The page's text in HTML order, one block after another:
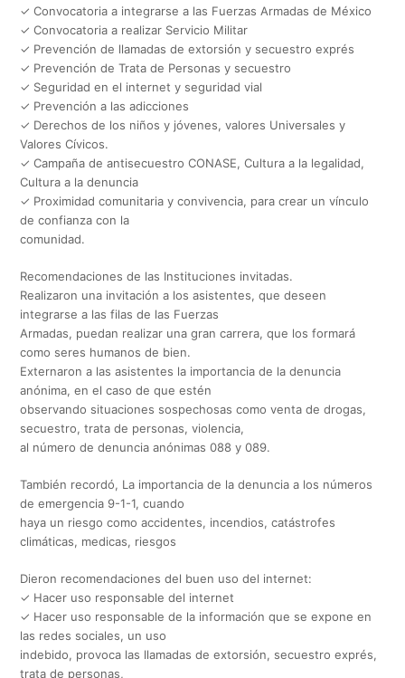
✓ Convocatoria a integrarse a las Fuerzas Armadas de México
✓ Convocatoria a realizar Servicio Militar
✓ Prevención de llamadas de extorsión y secuestro exprés
✓ Prevención de Trata de Personas y secuestro
✓ Seguridad en el internet y seguridad vial
✓ Prevención a las adicciones
✓ Derechos de los niños y jóvenes, valores Universales y
Valores Cívicos.
✓ Campaña de antisecuestro CONASE, Cultura a la legalidad,
Cultura a la denuncia
✓ Proximidad comunitaria y convivencia, para crear un vínculo
de confianza con la
comunidad.
Recomendaciones de las Instituciones invitadas.
Realizaron una invitación a los asistentes, que deseen
integrarse a las filas de las Fuerzas
Armadas, puedan realizar una gran carrera, que los formará
como seres humanos de bien.
Externaron a las asistentes la importancia de la denuncia
anónima, en el caso de que estén
observando situaciones sospechosas como venta de drogas,
secuestro, trata de personas, violencia,
al número de denuncia anónimas 088 y 089.
También recordó, La importancia de la denuncia a los números
de emergencia 9-1-1, cuando
haya un riesgo como accidentes, incendios, catástrofes
climáticas, medicas, riesgos
Dieron recomendaciones del buen uso del internet:
✓ Hacer uso responsable del internet
✓ Hacer uso responsable de la información que se expone en
las redes sociales, un uso
indebido, provoca las llamadas de extorsión, secuestro exprés,
trata de personas,